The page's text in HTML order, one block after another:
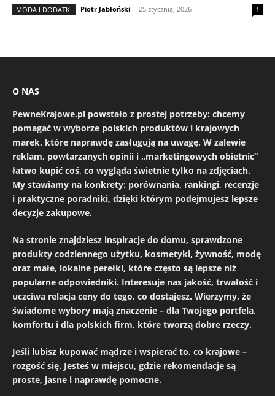
MODA I DODATKI Piotr Jabłoński - 25 stycznia, 2026 1
O NAS
PewneKrajowe.pl powstało z prostej potrzeby: chcemy
pomagać w wyborze polskich produktów i krajowych
marek, które naprawdę zasługują na uwagę. W zalewie
reklam, powtarzanych opinii i „marketingowych obietnic”
łatwo kupić coś, co wygląda świetnie tylko na zdjęciach.
My stawiamy na konkrety: porównania, rankingi, recenzje
i praktyczne poradniki, dzięki którym podejmujesz lepsze
decyzje zakupowe.
Na stronie znajdziesz inspiracje do domu, sprawdzone
produkty codziennego użytku, kosmetyki, żywność, modę
oraz małe, lokalne perełki, które często są lepsze niż
popularne odpowiedniki. Interesuje nas jakość, trwałość i
uczciwa relacja ceny do tego, co dostajesz. Wierzymy, że
świadome wybory mają znaczenie – dla Twojego portfela,
komfortu i dla polskich firm, które tworzą dobre rzeczy.
Jeśli lubisz kupować mądrze i wspierać to, co krajowe –
rozgość się. Jesteś w miejscu, gdzie rekomendacje są
proste, jasne i naprawdę pomocne.